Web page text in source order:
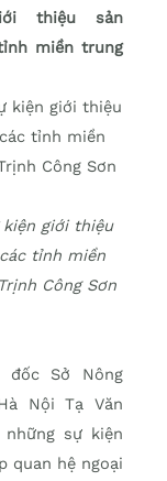
thiệu sản
miền trung
giới thiệu
tỉnh miền
Công Sơn
Sở Nông
Nội Tạ Văn
sự kiện
quan hệ ngoại